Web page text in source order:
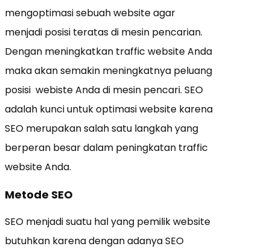
mengoptimasi sebuah website agar
menjadi posisi teratas di mesin pencarian.
Dengan meningkatkan traffic website Anda
maka akan semakin meningkatnya peluang
posisi webiste Anda di mesin pencari. SEO
adalah kunci untuk optimasi website karena
SEO merupakan salah satu langkah yang
berperan besar dalam peningkatan traffic
website Anda.
Metode SEO
SEO menjadi suatu hal yang pemilik website
butuhkan karena dengan adanya SEO